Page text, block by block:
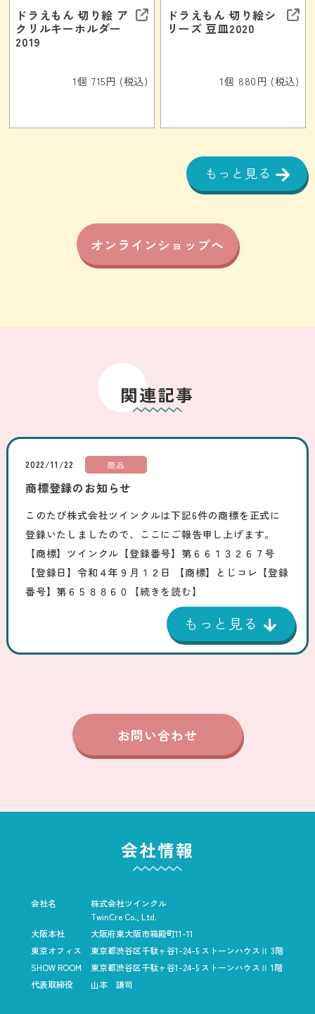
ドラえもん 切り絵 ア
クリルキーホルダー
2019
1個 715円 (税込)
ドラえもん 切り絵シ
リーズ 豆皿2020
1個 880円 (税込)
もっと見る
オンラインショップへ
関連記事
2022/11/22 商品
商標登録のお知らせ
このたび株式会社ツインクルは下記6件の商標を正式に
登録いたしましたので、ここにご報告申し上げます。
【商標】ツインクル【登録番号】第６６１３２６７号
【登録日】令和４年９月１２日 【商標】とじコレ【登録
番号】第６５８８６０
【続きを読む】
お問い合わせ
会社情報
会社名
株式会社ツインクル
TwinCre Co., Ltd.
大阪本社
大阪府東大阪市箱殿町11-11
東京オフィス
東京都渋谷区千駄ヶ谷1-24-5 ストーンハウスⅡ 3階
SHOW ROOM
東京都渋谷区千駄ヶ谷1-24-5 ストーンハウスⅡ 1階
代表取締役
山本 謙司